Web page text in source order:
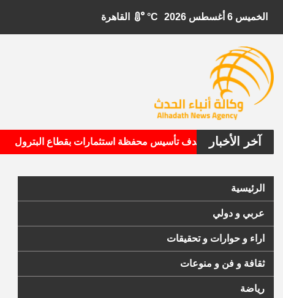
الخميس 6 أغسطس 2026 °C
آخر الأخبار
الأمريكية تستهدف تأسيس محفظة استثمارات بقطاع البترول
الرئيسية
عربي و دولي
اراء و حوارات و تحقيقات
ثقافة و فن و منوعات
رياضة